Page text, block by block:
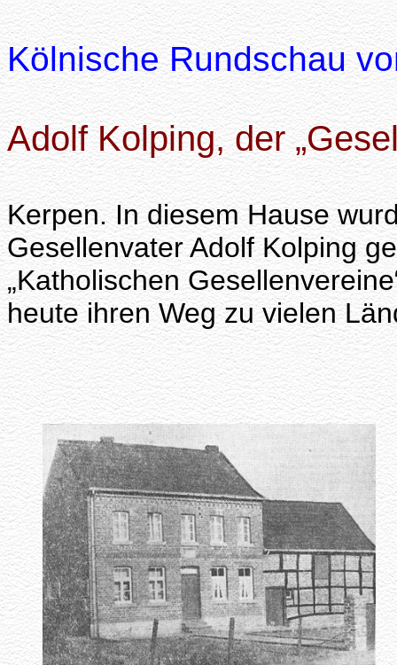
Kölnische Rundschau
Adolf Kolping, der
Kerpen. In diesem Hause
Gesellenvater Adolf Kolping
„Katholischen
heute ihren Weg zu vielen